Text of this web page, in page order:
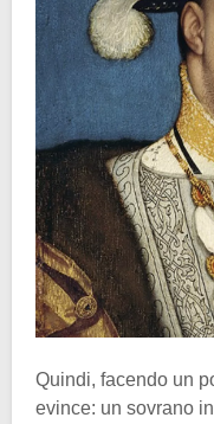
Quindi, facendo un
evince: un sovrano